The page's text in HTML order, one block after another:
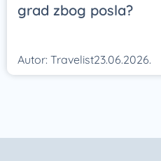
grad zbog posla?
Autor: Travelist23.06.2026.